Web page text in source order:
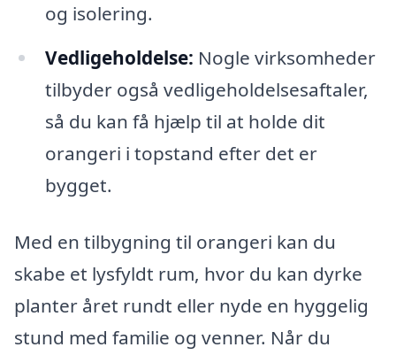
og isolering.
Vedligeholdelse: Nogle virksomheder
tilbyder også vedligeholdelsesaftaler,
så du kan få hjælp til at holde dit
orangeri i topstand efter det er
bygget.
Med en tilbygning til orangeri kan du
skabe et lysfyldt rum, hvor du kan dyrke
planter året rundt eller nyde en hyggelig
stund med familie og venner. Når du